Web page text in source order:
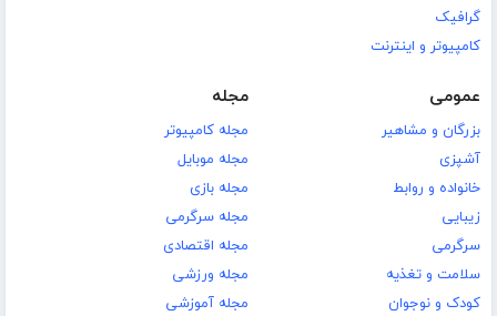
گرافیک
کامپیوتر و اینترنت
عمومی
بزرگان و مشاهیر
آشپزی
خانواده و روابط
زیبایی
سرگرمی
سلامت و تغذیه
کودک و نوجوان
مجله
مجله کامپیوتر
مجله موبایل
مجله بازی
مجله سرگرمی
مجله اقتصادی
مجله ورزشی
مجله آموزشی